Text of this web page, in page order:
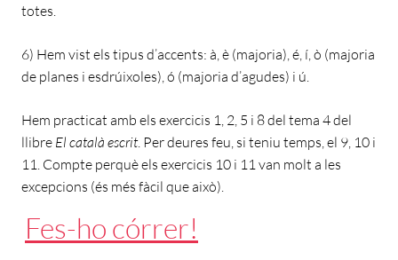
totes.
6) Hem vist els tipus d’accents: à, è (majoria), é, í, ò (majoria
de planes i esdrúixoles), ó (majoria d’agudes) i ú.
Hem practicat amb els exercicis 1, 2, 5 i 8 del tema 4 del
llibre El català escrit. Per deures feu, si teniu temps, el 9, 10 i
11. Compte perquè els exercicis 10 i 11 van molt a les
excepcions (és més fàcil que això).
Fes-ho córrer!